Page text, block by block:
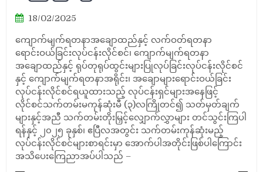
18/02/2025
ကျောက်မျက်ရတနာအချောထည်နှင့် လက်ဝတ်ရတနာ
ရောင်းဝယ်ခြင်းလုပ်ငန်းလိုင်စင်၊ ကျောက်မျက်ရတနာ
အချောထည်နှင့် ရုပ်တုရုပ်ထွင်းများပြုလုပ်ခြင်းလုပ်ငန်းလိုင်စင်
နှင့် ကျောက်မျက်ရတနာအရိုင်း၊ အချောများရောင်းဝယ်ခြင်း
လုပ်ငန်းလိုင်စင်ရယူထားသည့် လုပ်ငန်းရှင်များအနေဖြင့်
လိုင်စင်သက်တမ်းမကုန်ဆုံးမီ (၃)လကြိုတင်၍ သတ်မှတ်ချက်
များနှင့်အညီ သက်တမ်းတိုးမြှင့်လျှောက်လွှာများ တင်သွင်းကြပါ
ရန်နှင့် ၂၀၂၅ ခုနှစ်၊ ဧပြီလအတွင်း သက်တမ်းကုန်ဆုံးမည့်
လုပ်ငန်းလိုင်စင်များစာရင်းမှာ အောက်ပါအတိုင်းဖြစ်ပါကြောင်း
အသိပေးကြေညာအပ်ပါသည် –